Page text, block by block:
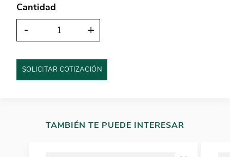
Cantidad
- +
SOLICITAR COTIZACIÓN
TAMBIÉN TE PUEDE INTERESAR